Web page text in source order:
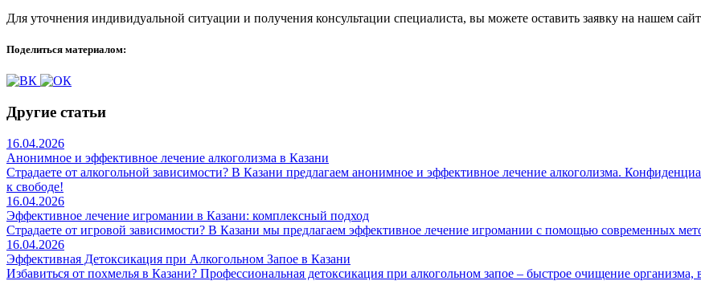
Для уточнения индивидуальной ситуации и получения консультации специалиста, вы можете оставить заявку на нашем
Поделиться материалом:
Другие статьи
16.04.2026
Анонимное и эффективное лечение алкоголизма в Казани
Страдаете от алкогольной зависимости? В Казани предлагаем анонимное и эффективное лечение алкоголизма.
к свободе!
16.04.2026
Эффективное лечение игромании в Казани: комплексный подход
Страдаете от игровой зависимости? В Казани мы предлагаем эффективное лечение игромании с помощью современных
16.04.2026
Эффективная Детоксикация при Алкогольном Запое в Казани
Избавиться от похмелья в Казани? Профессиональная детоксикация при алкогольном запое – быстрое очищение организма,